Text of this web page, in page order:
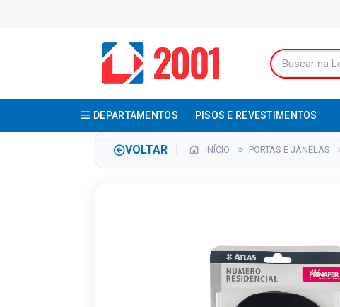
DEPARTAMENTOS PISOS E REVESTIMENTOS
VOLTAR INÍCIO PORTAS E JANELAS